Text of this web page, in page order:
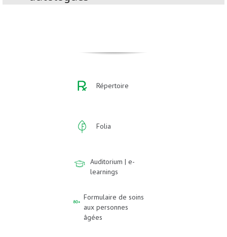
Répertoire
Folia
Auditorium | e-
learnings
Formulaire de soins
aux personnes
âgées